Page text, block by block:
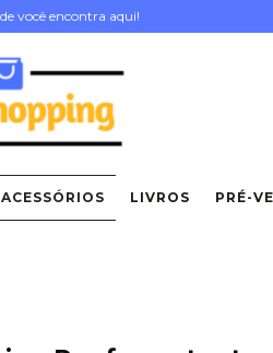
você encontra aqui!
ACESSÓRIOS LIVROS PRÉ-